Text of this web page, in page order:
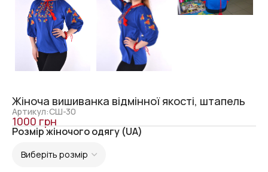
Жіноча вишиванка відмінної якості, штапель
Артикул:СШ-30
1000 грн
Розмір жіночого одягу (UA)